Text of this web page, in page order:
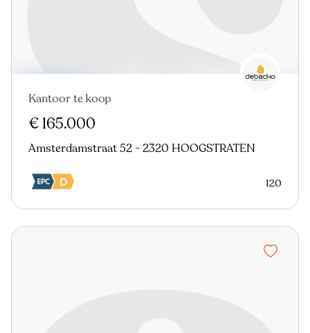
Kantoor te koop
€ 165.000
Amsterdamstraat 52 - 2320 HOOGSTRATEN
120